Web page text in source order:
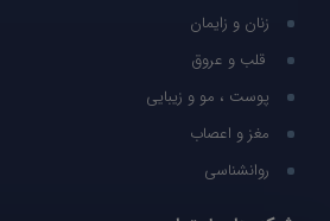
زنان و زایمان
قلب و عروق
پوست ، مو و زیبایی
مغز و اعصاب
روانشناسی